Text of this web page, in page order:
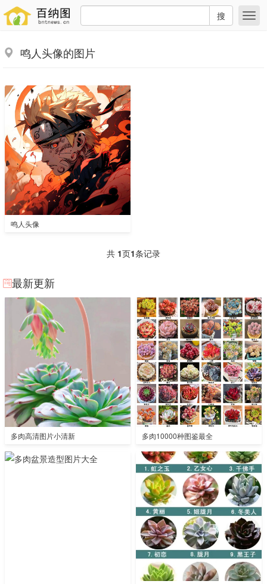
搜
鸣人头像的图片
鸣人头像
共 1页1条记录
最新更新
多肉高清图片小清新 多肉10000种图鉴最全